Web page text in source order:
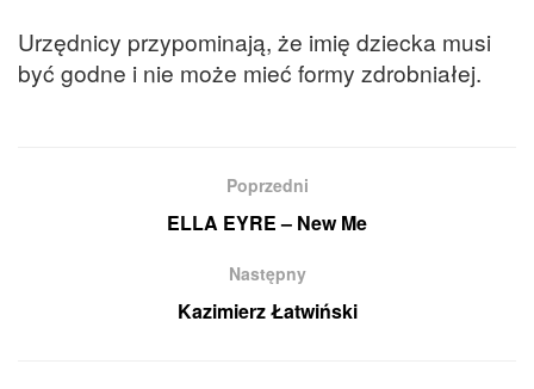
Urzędnicy przypominają, że imię dziecka musi
być godne i nie może mieć formy zdrobniałej.
Poprzedni
ELLA EYRE – New Me
Następny
Kazimierz Łatwiński